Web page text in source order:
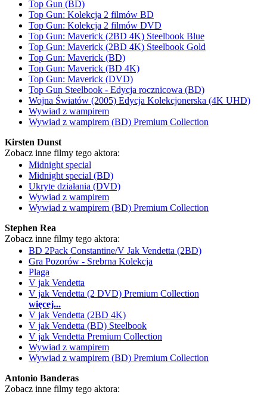
Top Gun (BD)
Top Gun: Kolekcja 2 filmów BD
Top Gun: Kolekcja 2 filmów DVD
Top Gun: Maverick (2BD 4K) Steelbook Blue
Top Gun: Maverick (2BD 4K) Steelbook Gold
Top Gun: Maverick (BD)
Top Gun: Maverick (BD 4K)
Top Gun: Maverick (DVD)
Top Gun Steelbook - Edycja rocznicowa (BD)
Wojna Światów (2005) Edycja Kolekcjonerska (4K UHD)
Wywiad z wampirem
Wywiad z wampirem (BD) Premium Collection
Kirsten Dunst
Zobacz inne filmy tego aktora:
Midnight special
Midnight special (BD)
Ukryte działania (DVD)
Wywiad z wampirem
Wywiad z wampirem (BD) Premium Collection
Stephen Rea
Zobacz inne filmy tego aktora:
BD 2Pack Constantine/V Jak Vendetta (2BD)
Gra Pozorów - Srebrna Kolekcja
Plaga
V jak Vendetta
V jak Vendetta (2 DVD) Premium Collection
więcej...
V jak Vendetta (2BD 4K)
V jak Vendetta (BD) Steelbook
V jak Vendetta Premium Collection
Wywiad z wampirem
Wywiad z wampirem (BD) Premium Collection
Antonio Banderas
Zobacz inne filmy tego aktora: